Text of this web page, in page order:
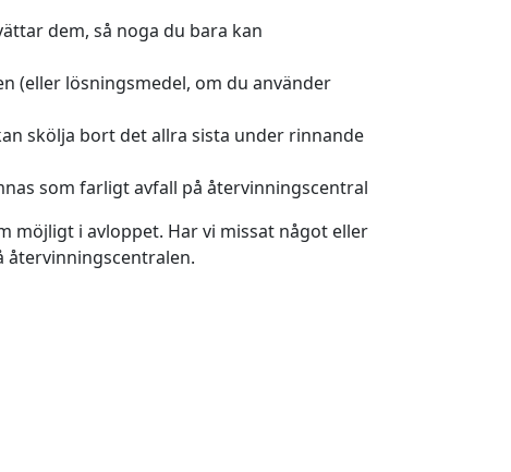
dem, så noga du bara kan
(eller lösningsmedel, om du använder
skölja bort det allra sista under rinnande
som farligt avfall på återvinningscentral
möjligt i avloppet. Har vi missat något eller
återvinningscentralen.